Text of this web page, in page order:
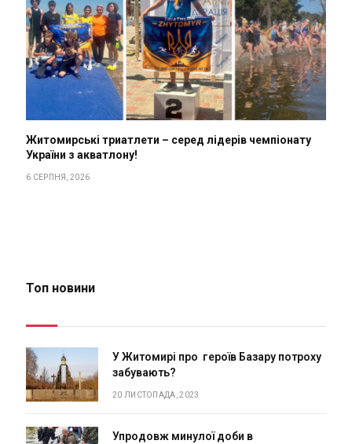
Житомирські триатлети – серед лідерів чемпіонату
України з акватлону!
6 СЕРПНЯ, 2026
Топ новини
У Житомирі про героїв Базару потроху
забувають?
20 ЛИСТОПАДА, 2023
Упродовж минулої доби в